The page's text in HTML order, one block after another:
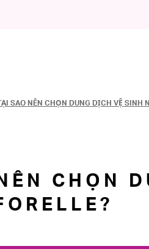
TẠI SAO NÊN CHỌN DUNG DỊCH VỆ SINH
CHỌN